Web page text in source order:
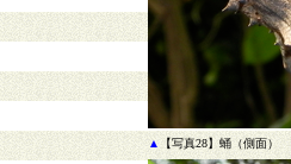
▲ 【写真28】蛹（側面）